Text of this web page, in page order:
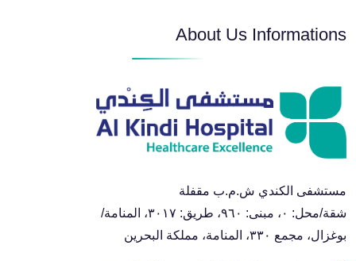
About Us Informations
مستشفى الكندي ش.م.ب مقفلة
شقة/محل: ٠، مبنى: ٩٦٠، طريق: ٣٠١٧، المنامة/
بوغزال، مجمع ٣٣٠، المنامة، مملكة البحرين